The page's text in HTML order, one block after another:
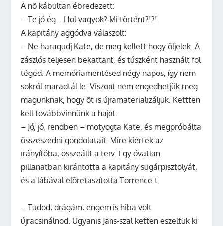
A nõ kábultan ébredezett:
– Te jó ég… Hol vagyok? Mi történt?!?!
A kapitány aggódva válaszolt:
– Ne haragudj Kate, de meg kellett hogy öljelek. A
zászlós teljesen bekattant, és túszként használt föl
téged. A memóriamentésed négy napos, így nem
sokról maradtál le. Viszont nem engedhetjük meg
magunknak, hogy õt is újramaterializáljuk. Kettten
kell továbbvinnünk a hajót.
– Jó, jó, rendben – motyogta Kate, és megpróbálta
összeszedni gondolatait. Mire kiértek az
irányítóba, összeállt a terv. Egy óvatlan
pillanatban kirántotta a kapitány sugárpisztolyát,
és a lábával elõretaszította Torrence-t.
– Tudod, drágám, engem is hiba volt
újracsinálnod. Ugyanis Jans-szal ketten eszeltük ki